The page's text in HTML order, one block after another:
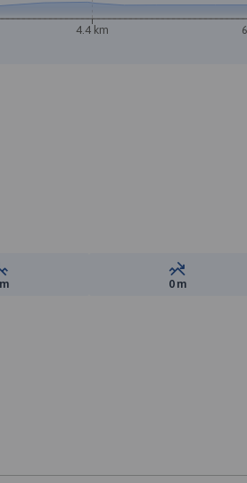
4.4 km
Suma przewyższeń: Suma
0 m